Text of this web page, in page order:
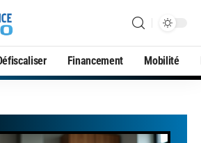
Financement Mobilité